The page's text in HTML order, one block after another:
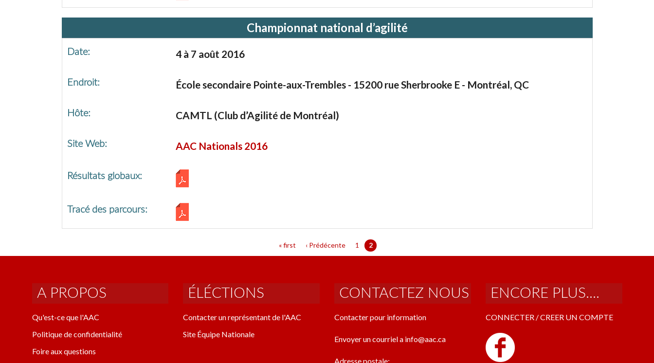
Championnat national d’agilité
Date: 4 à 7 août 2016
Endroit: École secondaire Pointe-aux-Trembles - 15200 rue Sherbrooke E - Montréal, QC
Hôte: CAMTL (Club d’Agilité de Montréal)
Site Web: AAC Nationals 2016
Résultats globaux:
Tracé des parcours:
« first ‹ Prédécente 1 2
A PROPOS
Qu'est-ce que l'AAC
Politique de confidentialité
Foire aux questions
ÉLÉCTIONS
Contacter un représentant de l'AAC
Site Équipe Nationale
CONTACTEZ NOUS
Contacter pour information
Envoyer un courriel a info@aac.ca
Adresse postale:
ENCORE PLUS....
CONNECTER / CREER UN COMPTE